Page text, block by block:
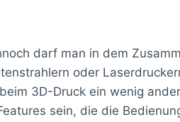
darf man in dem
oder
3D-Druck ein wenig
sein, die die